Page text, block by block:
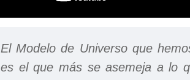
El Modelo de Universo que
es el que más se asemeja a lo